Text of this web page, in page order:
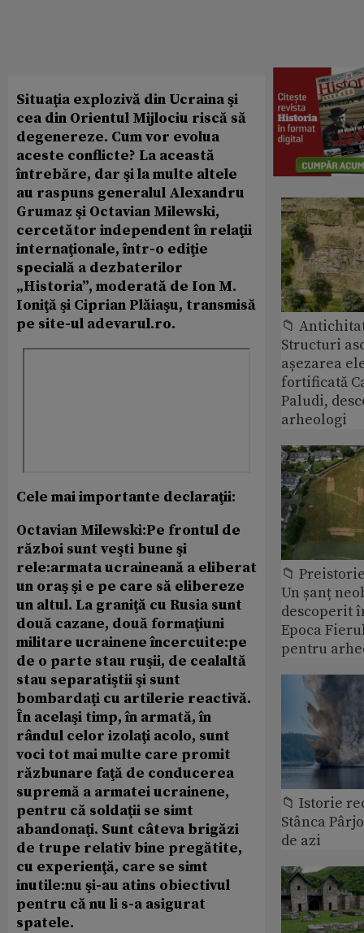
Situaţia explozivă din Ucraina şi
cea din Orientul Mijlociu riscă să
degenereze. Cum vor evolua
aceste conflicte? La această
întrebăre, dar şi la multe altele
au raspuns generalul Alexandru
Grumaz şi Octavian Milewski,
cercetător independent în relaţii
internaţionale, într-o ediţie
specială a dezbaterilor
„Historia”, moderată de Ion M.
Ioniţă şi Ciprian Plăiaşu, transmisă
pe site-ul adevarul.ro.
Cele mai importante declaraţii:
Octavian Milewski:Pe frontul de
război sunt veşti bune şi
rele:armata ucraineană a eliberat
un oraş şi e pe care să elibereze
un altul. La graniţă cu Rusia sunt
două cazane, două formaţiuni
militare ucrainene încercuite:pe
de o parte stau ruşii, de cealaltă
stau separatiştii şi sunt
bombardaţi cu artilerie reactivă.
În acelaşi timp, în armată, în
rândul celor izolaţi acolo, sunt
voci tot mai multe care promit
răzbunare faţă de conducerea
supremă a armatei ucrainene,
pentru că soldaţii se simt
abandonaţi. Sunt câteva brigăzi
de trupe relativ bine pregătite,
cu experienţă, care se simt
inutile:nu şi-au atins obiectivul
pentru că nu li s-a asigurat
spatele.
📁
Structuri
așezarea
fortificată
Paludi,
arheologi
📁
Un șanț
descoperit
Epoca
pentru
📁 Istorie
Stânca
de azi